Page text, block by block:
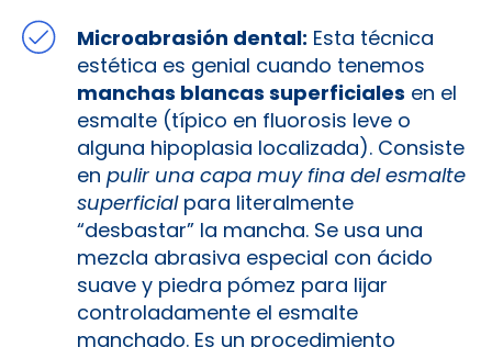
Microabrasión dental: Esta técnica
estética es genial cuando tenemos
manchas blancas superficiales en el
esmalte (típico en fluorosis leve o
alguna hipoplasia localizada). Consiste
en pulir una capa muy fina del esmalte
superficialpara literalmente
“desbastar” la mancha. Se usa una
mezcla abrasiva especial con ácido
suave y piedra pómez para lijar
controladamente el esmalte
manchado. Es un procedimiento